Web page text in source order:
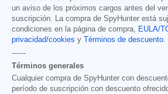
un aviso de los próximos cargos antes del
suscripción. La compra de SpyHunter está
condiciones en la página de compra, EULA/
privacidad/cookies y Términos de descuento.
------
Términos generales
Cualquier compra de SpyHunter con
período de suscripción con descuento